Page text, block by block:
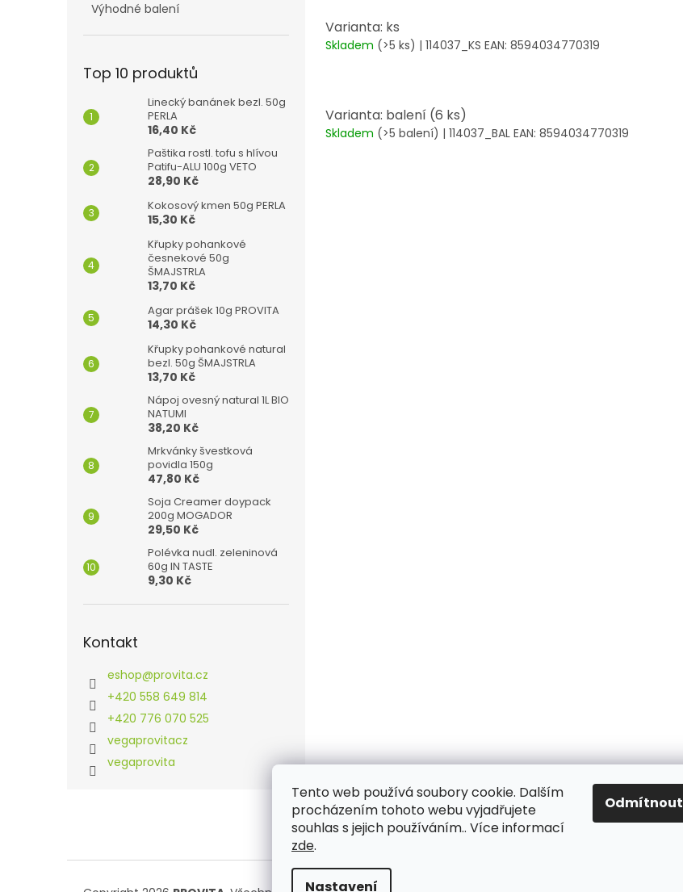
Tento web používá soubory cookie. Dalším
procházením tohoto webu vyjadřujete
souhlas s jejich používáním.. Více informací
zde.
Nastavení
Odmítnout
Výhodné balení
Top 10 produktů
Linecký banánek bezl. 50g
PERLA
16,40 Kč
Paštika rostl. tofu s hlívou
Patifu-ALU 100g VETO
28,90 Kč
Kokosový kmen 50g PERLA
15,30 Kč
Křupky pohankové
česnekové 50g
ŠMAJSTRLA
13,70 Kč
Agar prášek 10g PROVITA
14,30 Kč
Křupky pohankové natural
bezl. 50g ŠMAJSTRLA
13,70 Kč
Nápoj ovesný natural 1L BIO
NATUMI
38,20 Kč
Mrkvánky švestková
povidla 150g
47,80 Kč
Soja Creamer doypack
200g MOGADOR
29,50 Kč
Polévka nudl. zeleninová
60g IN TASTE
9,30 Kč
Kontakt
eshop@provita.cz
+420 558 649 814
+420 776 070 525
vegaprovitacz
vegaprovita
Varianta: ks
Skladem (>5 ks) | 114037_KS EAN: 8594034770319
Varianta: balení (6 ks)
Skladem (>5 balení) | 114037_BAL EAN: 8594034770319
Aktuality Kamenné prodejny Kosmetika Provita